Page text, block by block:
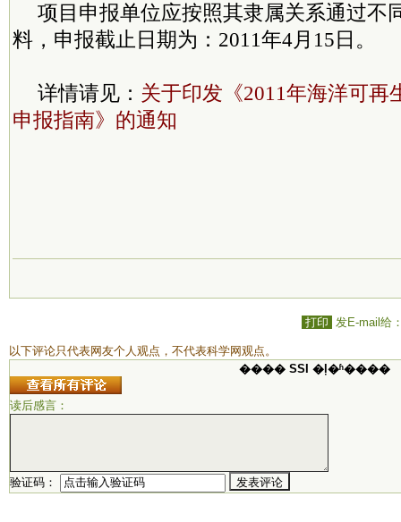
项目申报单位应按照其隶属关系通过不
料，申报截止日期为：2011年4月15日。
详情请见： 关于印发《2011年海洋可再
申报指南》的通知
打印 发E-mail给
以下评论只代表网友个人观点，不代表科学网观点。
���� SSI �ļ�ʱ����
读后感言：
验证码：